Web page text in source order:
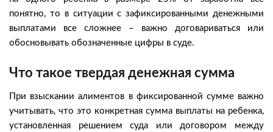
понятно, то в ситуации с зафиксированными денежными
выплатами все сложнее – важно договариваться или
обосновывать обозначенные цифры в суде.
Что такое твердая денежная сумма
При взыскании алиментов в фиксированной сумме важно
учитывать, что это конкретная сумма выплаты на ребенка,
установленная решением суда или договором между